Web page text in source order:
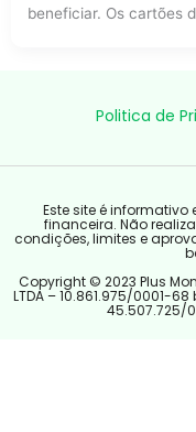
beneficiar. Os cartões
Politica de
Este site é
financeira. Não
condições, limites e
Copyright © 2023 Plus
LTDA – 10.861.975/0001-
45.507.725/